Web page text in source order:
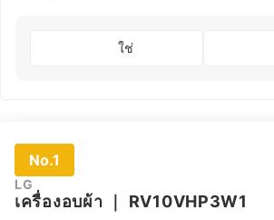
ใช่
No.1
LG
เครื่องอบผ้า RV10VHP3W1